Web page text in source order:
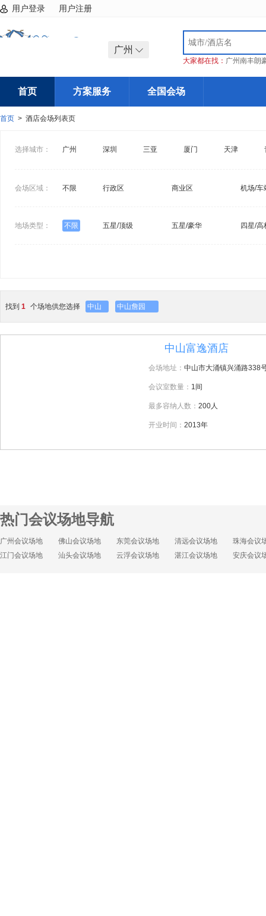
用户登录 用户注册
广州
大家都在找： 广州南丰朗
首页 方案服务 全国会场
首页 > 酒店会场列表页
选择城市： 广州 深圳 三亚 厦门 天津
会场区域： 不限 行政区 商业区 机场/车
地场类型： 不限 五星/顶级 五星/豪华 四星/高
找到 1 个场地供您选择 中山 中山詹园
中山富逸酒店
会场地址： 中山市大涌镇兴涌路338
会议室数量： 1间
最多容纳人数： 200人
开业时间： 2013年